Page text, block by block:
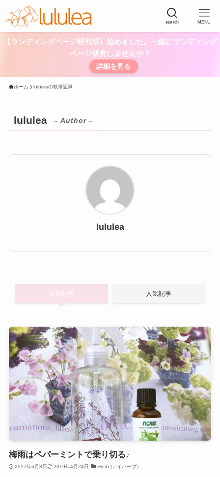
search MENU
【ランディングページ研究部】始めました。一緒にランディング
ページ研究しませんか？
詳細を見る
ホーム lululeaの執筆記事
lululea – Author –
lululea
新着記事 人気記事
梅雨はペパーミントで乗り切る♪
2017年6月8日 2019年4月24日 iHerb (アイハーブ）